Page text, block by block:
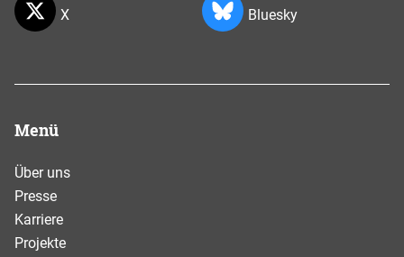
X Bluesky
Menü
Über uns
Presse
Karriere
Projekte